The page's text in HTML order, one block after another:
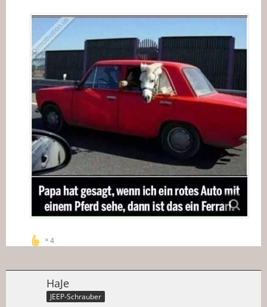
4
HaJe
JEEP-Schrauber